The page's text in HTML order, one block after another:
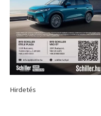
Hirdetés